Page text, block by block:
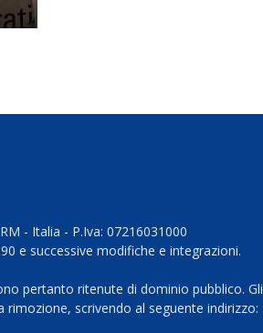
- Italia - P.Iva: 07216031000
e successive modifiche e integrazioni.
pertanto ritenute di dominio pubblico. Gli
scrivendo al seguente indirizzo: